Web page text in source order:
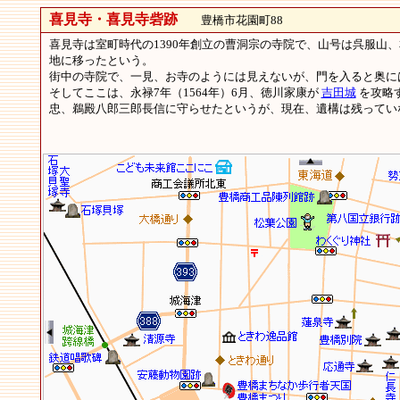
喜見寺・喜見寺砦跡豊橋市花園町88
喜見寺は室町時代の1390年創立の曹洞宗の寺院で、山号は呉服
地に移ったという。
街中の寺院で、一見、お寺のようには見えないが、門を入ると奥
そしてここは、永禄7年（1564年）6月、徳川家康が 吉田城を攻略
忠、鵜殿八郎三郎長信に守らせたというが、現在、遺構は残ってい